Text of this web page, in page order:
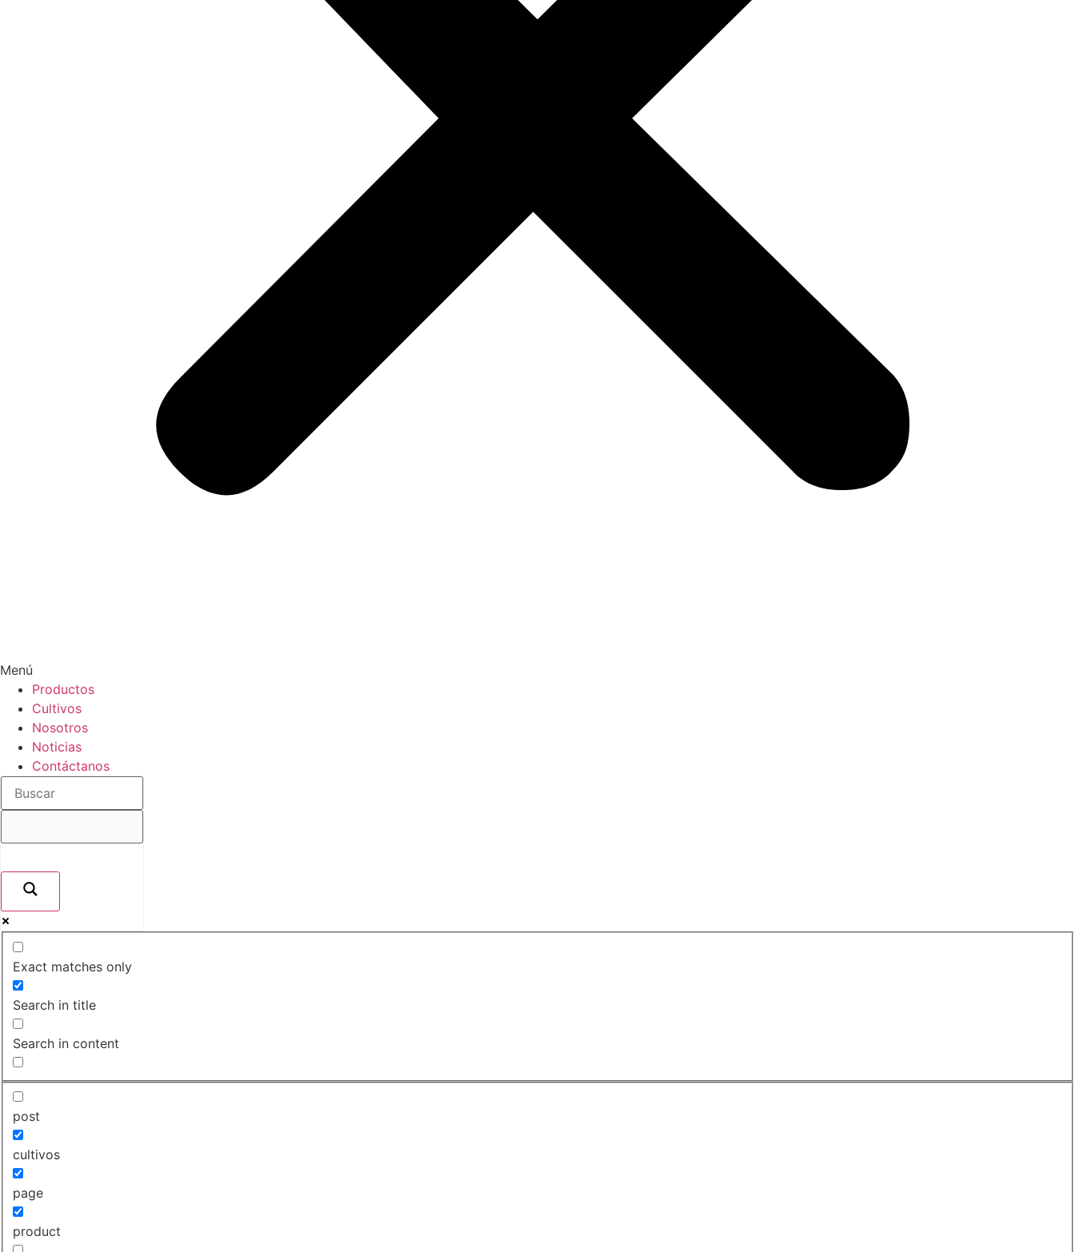
Menú
Productos
Cultivos
Nosotros
Noticias
Contáctanos
Exact matches only
Search in title
Search in content
post
cultivos
page
product